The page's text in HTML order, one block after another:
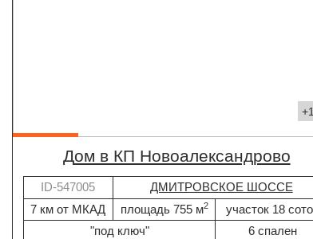
дом в КП Новоалександрово
ID-547005
ДМИТРОВСКОЕ ШОССЕ
7 км от МКАД
площадь 755 м2
участок 18
"под ключ"
6 спален